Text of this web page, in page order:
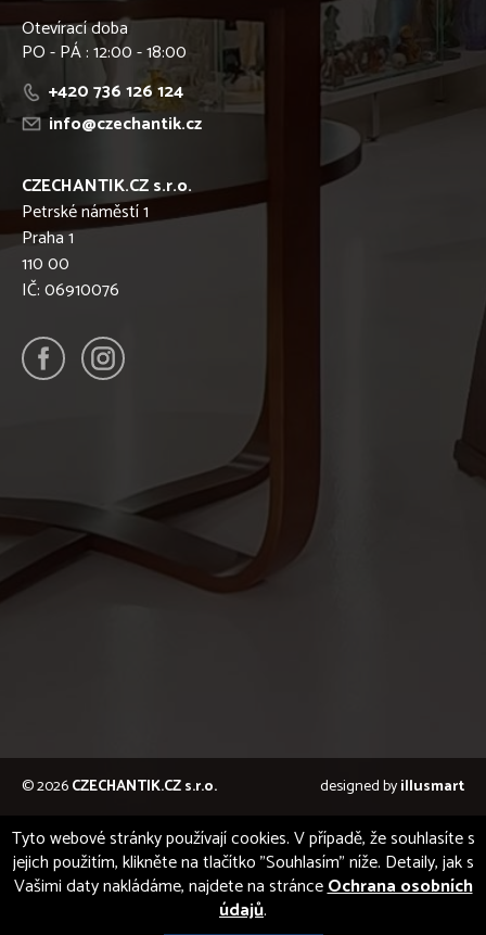
Otevírací doba
PO - PÁ : 12:00 - 18:00
+420 736 126 124
info@czechantik.cz
CZECHANTIK.CZ s.r.o.
Petrské náměstí 1
Praha 1
110 00
IČ: 06910076
© 2026CZECHANTIK.CZ s.r.o. designed byillusmart
Tyto webové stránky používají cookies. V případě, že souhlasíte s
jejich použitím, klikněte na tlačítko "Souhlasím" níže. Detaily, jak s
Vašimi daty nakládáme, najdete na stránceOchrana osobních
údajů.